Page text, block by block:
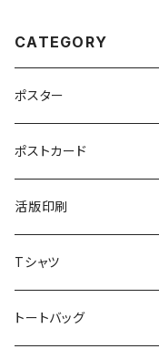
CATEGORY
ポスター
ポストカード
活版印刷
Tシャツ
トートバッグ